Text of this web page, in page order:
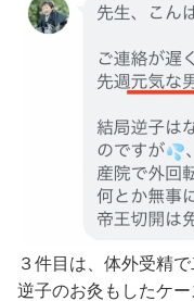
３件目は、体外受精で
逆子のお灸もしたケー